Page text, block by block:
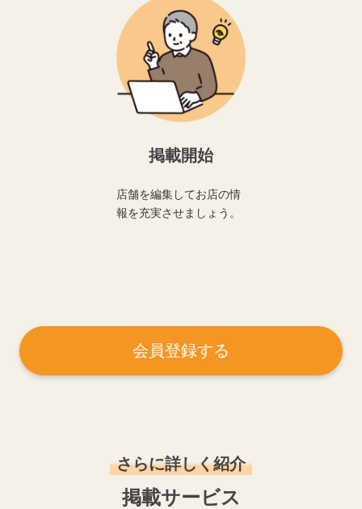
掲載開始
店舗を編集してお店の情
報を充実させましょう。
会員登録する
さらに詳しく紹介
掲載サービス